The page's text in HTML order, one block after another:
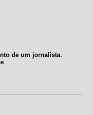
de um jornalista.